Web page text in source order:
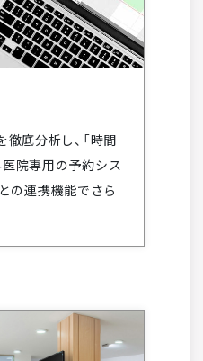
底分析し、「時間
院専用の予約シス
の連携機能でさら